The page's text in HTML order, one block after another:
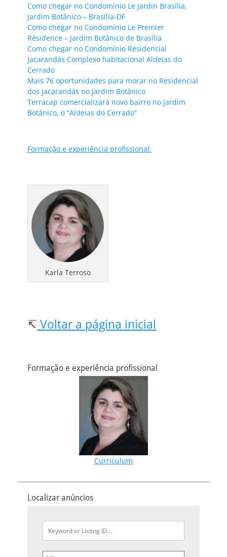
Como chegar no Condomínio Le Jardin Brasília,
Jardim Botânico – Brasília-DF
Como chegar no Condomínio Le Premier
Résidence – Jardim Botânico de Brasília
Como chegar no Condomínio Residencial
Jacarandás Complexo habitacional Aldeias do
Cerrado
Mais 76 oportunidades para morar no Residencial
dos Jacarandás no Jardim Botânico
Terracap comercializará novo bairro no Jardim
Botânico, o “Aldeias do Cerrado”
Formação e experiência profissional:
Karla Terroso
↸ Voltar a página inicial
Formação e experiência profissional
Curriculum
Localizar anúncios